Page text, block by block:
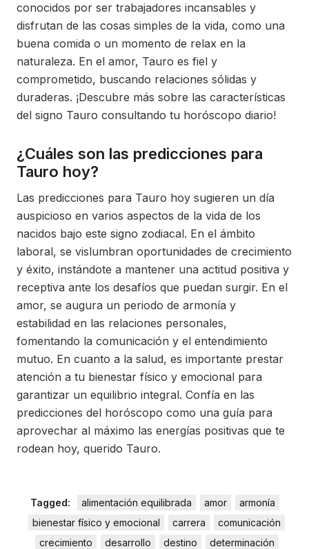
conocidos por ser trabajadores incansables y
disfrutan de las cosas simples de la vida, como una
buena comida o un momento de relax en la
naturaleza. En el amor, Tauro es fiel y
comprometido, buscando relaciones sólidas y
duraderas. ¡Descubre más sobre las características
del signo Tauro consultando tu horóscopo diario!
¿Cuáles son las predicciones para
Tauro hoy?
Las predicciones para Tauro hoy sugieren un día
auspicioso en varios aspectos de la vida de los
nacidos bajo este signo zodiacal. En el ámbito
laboral, se vislumbran oportunidades de crecimiento
y éxito, instándote a mantener una actitud positiva y
receptiva ante los desafíos que puedan surgir. En el
amor, se augura un periodo de armonía y
estabilidad en las relaciones personales,
fomentando la comunicación y el entendimiento
mutuo. En cuanto a la salud, es importante prestar
atención a tu bienestar físico y emocional para
garantizar un equilibrio integral. Confía en las
predicciones del horóscopo como una guía para
aprovechar al máximo las energías positivas que te
rodean hoy, querido Tauro.
Tagged: alimentación equilibrada amor
armonía
bienestar físico y emocional
carrera
comunicación
crecimiento
desarrollo destino
determinación